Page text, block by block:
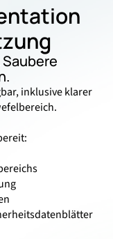
inklusive klarer